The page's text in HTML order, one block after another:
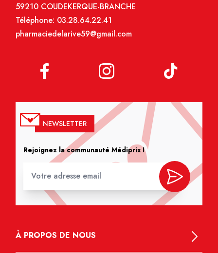
59210 COUDEKERQUE-BRANCHE
Téléphone: 03.28.64.22.41
pharmaciedelarive59@gmail.com
NEWSLETTER
Rejoignez la communauté Médiprix !
À PROPOS DE NOUS